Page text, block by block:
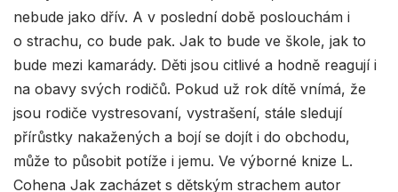
nebude jako dřív. A v poslední době poslouchám i
o strachu, co bude pak. Jak to bude ve škole, jak to
bude mezi kamarády. Děti jsou citlivé a hodně reagují i
na obavy svých rodičů. Pokud už rok dítě vnímá, že
jsou rodiče vystresovaní, vystrašení, stále sledují
přírůstky nakažených a bojí se dojít i do obchodu,
může to působit potíže i jemu. Ve výborné knize L.
Cohena Jak zacházet s dětským strachem autor